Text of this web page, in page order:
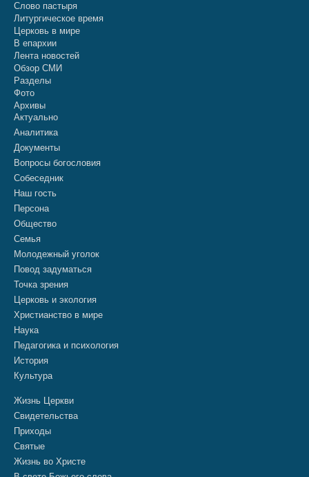
Слово пастыря
Литургическое время
Церковь в мире
В епархии
Лента новостей
Обзор СМИ
Разделы
Фото
Архивы
Актуально
Аналитика
Документы
Вопросы богословия
Собеседник
Наш гость
Персона
Общество
Семья
Молодежный уголок
Повод задуматься
Точка зрения
Церковь и экология
Христианство в мире
Наука
Педагогика и психология
История
Культура
Жизнь Церкви
Свидетельства
Приходы
Святые
Жизнь во Христе